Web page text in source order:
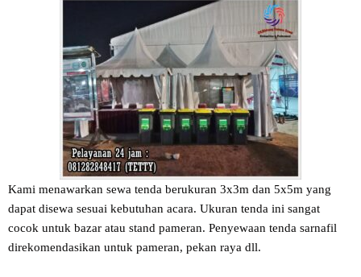
Kami menawarkan sewa tenda berukuran 3x3m dan 5x5m yang
dapat disewa sesuai kebutuhan acara. Ukuran tenda ini sangat
cocok untuk bazar atau stand pameran. Penyewaan tenda sarnafil
direkomendasikan untuk pameran, pekan raya dll.